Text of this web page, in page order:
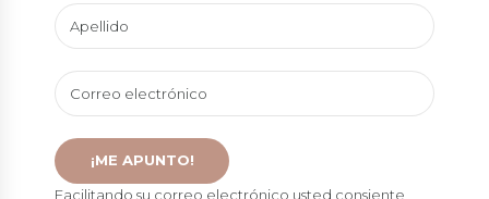
Facilitando su correo electrónico usted consiente